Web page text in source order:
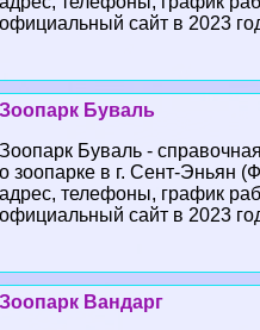
официальный сайт в 2023
Зоопарк Буваль
Зоопарк Буваль -
о зоопарке в г. Сент-Эньян
адрес, телефоны, график
официальный сайт в 2023
Зоопарк Вандарг